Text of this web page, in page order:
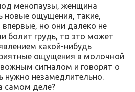
менопаузы, женщина
новые ощущения, такие,
но они далеко не
болит грудь, то это может
какой-нибудь
ощущения в молочной
сигналом и говорят о
нужно незамедлительно.
самом деле?